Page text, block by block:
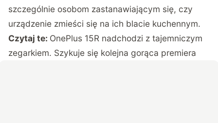
szczególnie osobom zastanawiającym się, czy
urządzenie zmieści się na ich blacie kuchennym.
Czytaj te: OnePlus 15R nadchodzi z tajemniczym
zegarkiem. Szykuje się kolejna gorąca premiera